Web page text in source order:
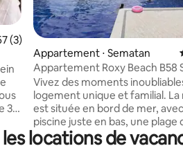
: 4,99 sur 5
moyenne sur la base de 3
(3)
3
Appartement ⋅ Sematan
Appartement Roxy Beach B58
Vivez des moments
logement unique et familial. La maison
est située en bord de mer,
piscine juste en bas, une plage
fin et une variété d'activités de
de mer parmi lesquelles choisir. Il y a
locations de